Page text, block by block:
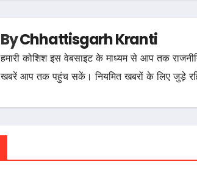
ByChhattisgarh Kranti
हमारी कोशिश इस वेबसाइट के माध्यम से आप तक
खबरें आप तक पहुंच सकें। नियमित खबरों के लिए जुड़े